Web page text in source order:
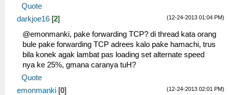
Quote
(12-24-2013 01:04 PM)
darkjoe16 [2]
@emonmanki, pake forwarding TCP? di thread kata orang
bule pake forwarding TCP adrees kalo pake hamachi, trus
bila konek agak lambat pas loading set alternate speed
nya ke 25%, gmana caranya tuH?
Quote
(12-24-2013 02:01 PM)
emonmanki [0]